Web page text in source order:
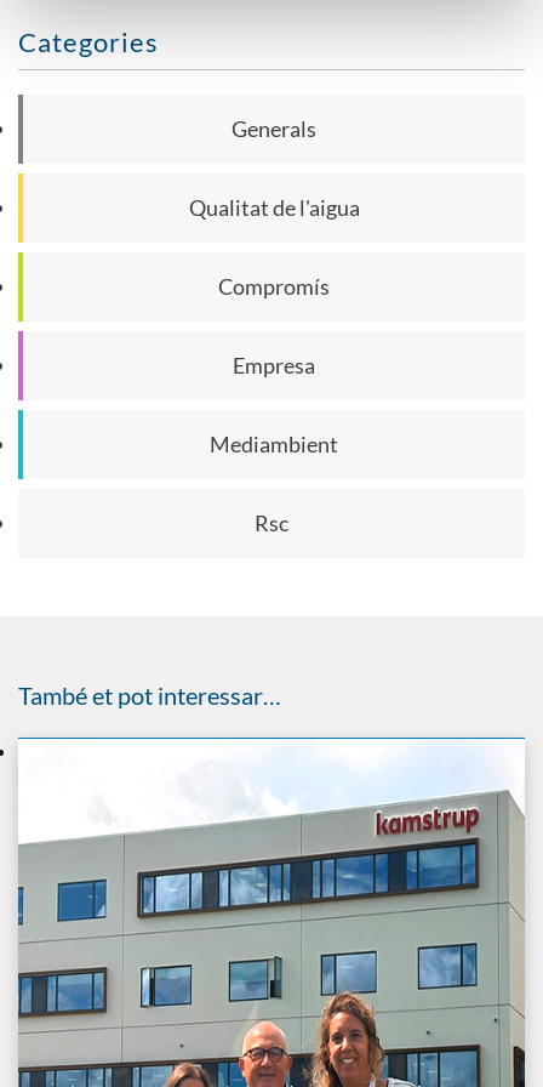
Categories
Generals
Qualitat de l'aigua
Compromís
Empresa
Mediambient
Rsc
També et pot interessar…